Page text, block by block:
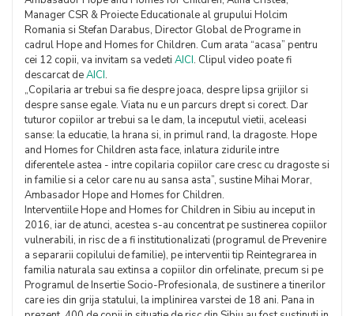
Manager CSR & Proiecte Educationale al grupului Holcim
Romania si Stefan Darabus, Director Global de Programe in
cadrul Hope and Homes for Children. Cum arata “acasa” pentru
cei 12 copii, va invitam sa vedeti AICI. Clipul video poate fi
descarcat deAICI.
„Copilaria ar trebui sa fie despre joaca, despre lipsa grijilor si
despre sanse egale. Viata nu e un parcurs drept si corect. Dar
tuturor copiilor ar trebui sa le dam, la inceputul vietii, aceleasi
sanse: la educatie, la hrana si, in primul rand, la dragoste. Hope
and Homes for Children asta face, inlatura zidurile intre
diferentele astea - intre copilaria copiilor care cresc cu dragoste si
in familie si a celor care nu au sansa asta”, sustine Mihai Morar,
Ambasador Hope and Homes for Children.
Interventiile Hope and Homes for Children in Sibiu au inceput in
2016, iar de atunci, acestea s-au concentrat pe sustinerea copiilor
vulnerabili, in risc de a fi institutionalizati (programul de Prevenire
a separarii copilului de familie), pe interventii tip Reintegrarea in
familia naturala sau extinsa a copiilor din orfelinate, precum si pe
Programul de Insertie Socio-Profesionala, de sustinere a tinerilor
care ies din grija statului, la implinirea varstei de 18 ani. Pana in